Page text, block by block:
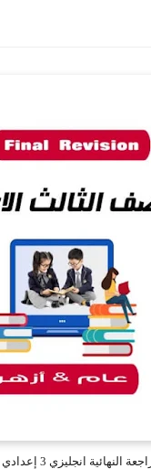
النهائية انجليزي 3 إعدادي ترم ثاني 2022